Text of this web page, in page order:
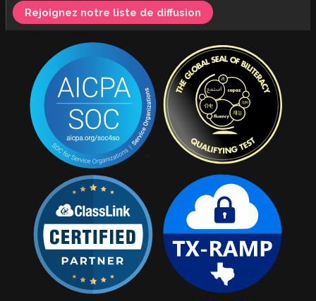
Rejoignez notre liste de diffusion